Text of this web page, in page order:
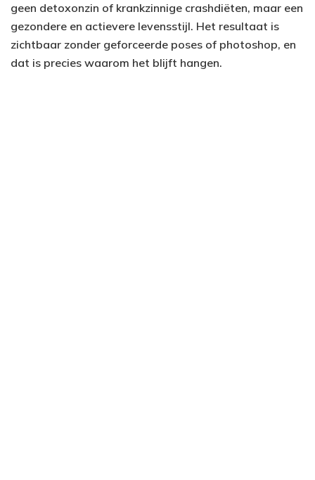
geen detoxonzin of krankzinnige crashdiëten, maar een
gezondere en actievere levensstijl. Het resultaat is
zichtbaar zonder geforceerde poses of photoshop, en
dat is precies waarom het blijft hangen.